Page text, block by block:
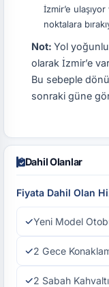
İzmir’e
noktalara
Not: Yol
olarak İzmir’e
Bu sebeple
sonraki güne
Dahil Olanlar
Fiyata Dahil Olan
Yeni Model
2 Gece
2 Sabah